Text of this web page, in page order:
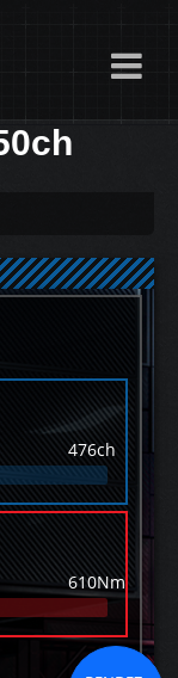
476ch
610Nm